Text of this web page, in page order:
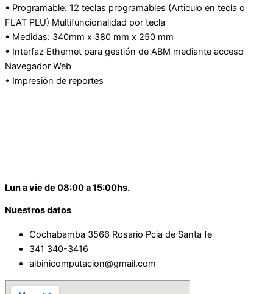
• Programable: 12 teclas programables (Articulo en tecla o
FLAT PLU) Multifuncionalidad por tecla
• Medidas: 340mm x 380 mm x 250 mm
• Interfaz Ethernet para gestión de ABM mediante acceso
Navegador Web
• Impresión de reportes
Lun a vie de 08:00 a 15:00hs.
Nuestros datos
Cochabamba 3566 Rosario Pcia de Santa fe
341 340-3416
albinicomputacion@gmail.com